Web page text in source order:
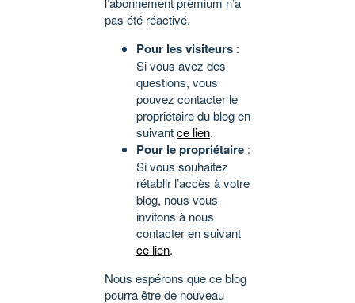
pas été réactivé.
Pour les visiteurs :
Si vous avez des
questions, vous
pouvez contacter le
propriétaire du blog en
suivantce lien.
Pour le propriétaire :
Si vous souhaitez
rétablir l’accès à votre
blog, nous vous
invitons à nous
contacter en suivant
ce lien.
Nous espérons que ce blog
pourra être de nouveau